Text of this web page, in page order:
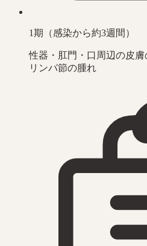
1期（感染から約3週間）
性器・肛門・口周辺の皮
リンパ節の腫れ